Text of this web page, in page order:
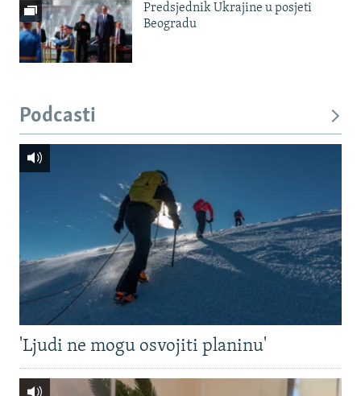
Predsjednik Ukrajine u posjeti
Beogradu
Podcasti
'Ljudi ne mogu osvojiti planinu'